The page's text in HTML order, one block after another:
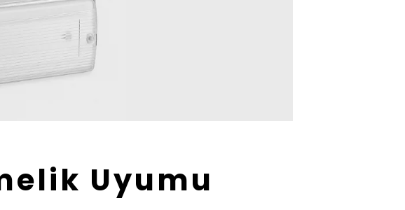
Uyumu